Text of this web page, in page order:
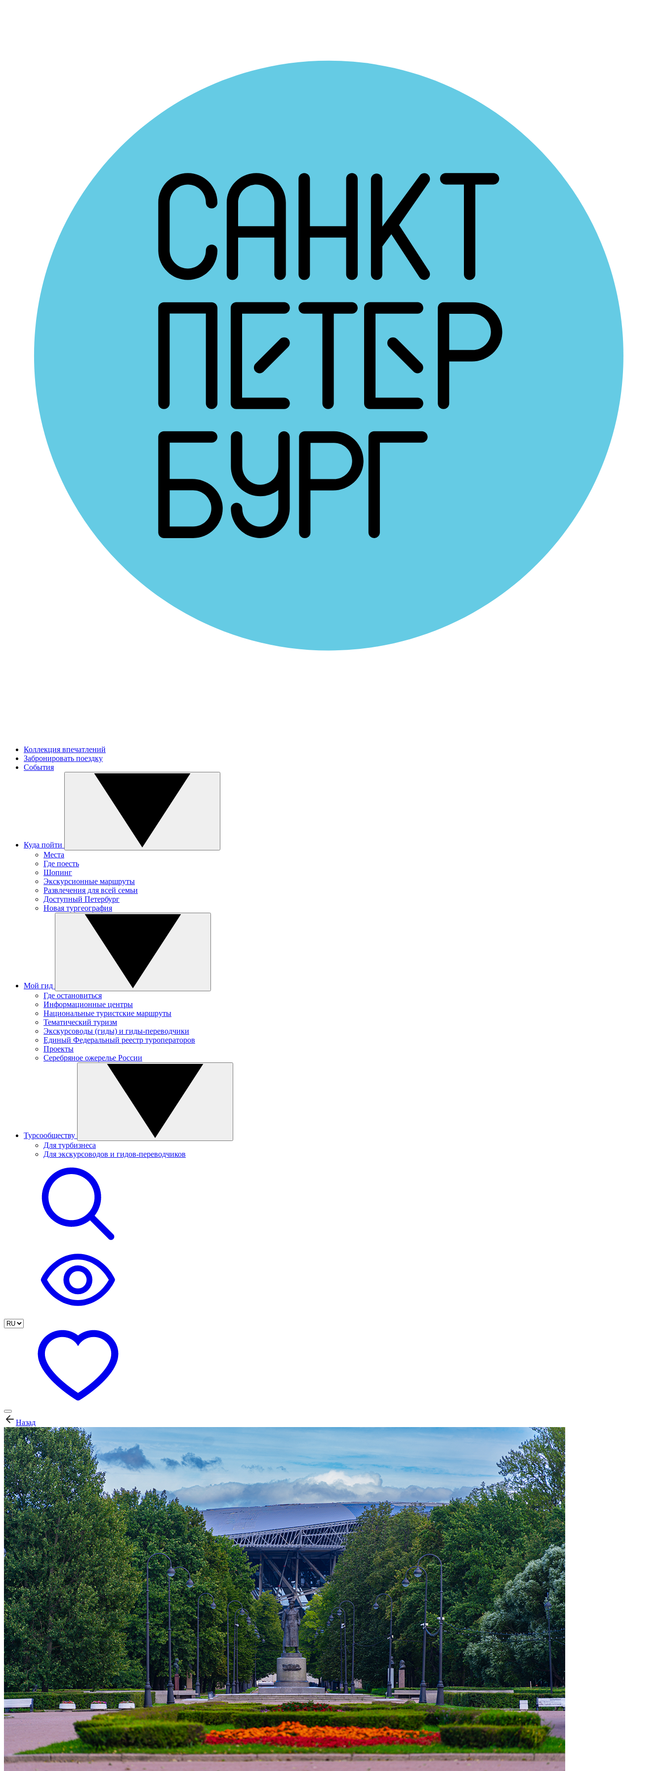
Коллекция впечатлений
Забронировать поездку
События
Куда пойти
Места
Где поесть
Шопинг
Экскурсионные маршруты
Развлечения для всей семьи
Доступный Петербург
Новая тургеография
Мой гид
Где остановиться
Информационные центры
Национальные туристские маршруты
Тематический туризм
Экскурсоводы (гиды) и гиды-переводчики
Единый Федеральный реестр туроператоров
Проекты
Серебряное ожерелье России
Турсообществу
Для турбизнеса
Для экскурсоводов и гидов-переводчиков
Назад